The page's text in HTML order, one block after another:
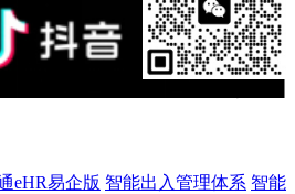
eHR易企版 智能出入管理体系 智能